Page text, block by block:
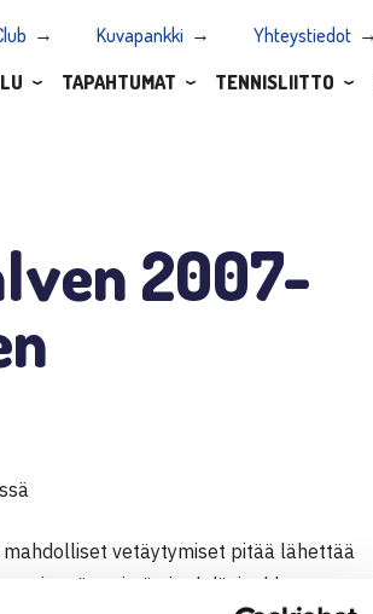
Kuvapankki Yhteystiedot
TAPAHTUMAT TENNISLIITTO
2007-
vetäytymiset pitää lähettää
tai vetätymistä ei tehdä, joukkue on